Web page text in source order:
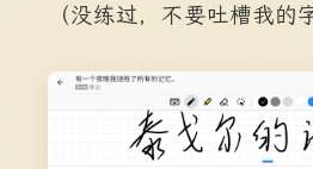
（没练过，不要吐槽我的